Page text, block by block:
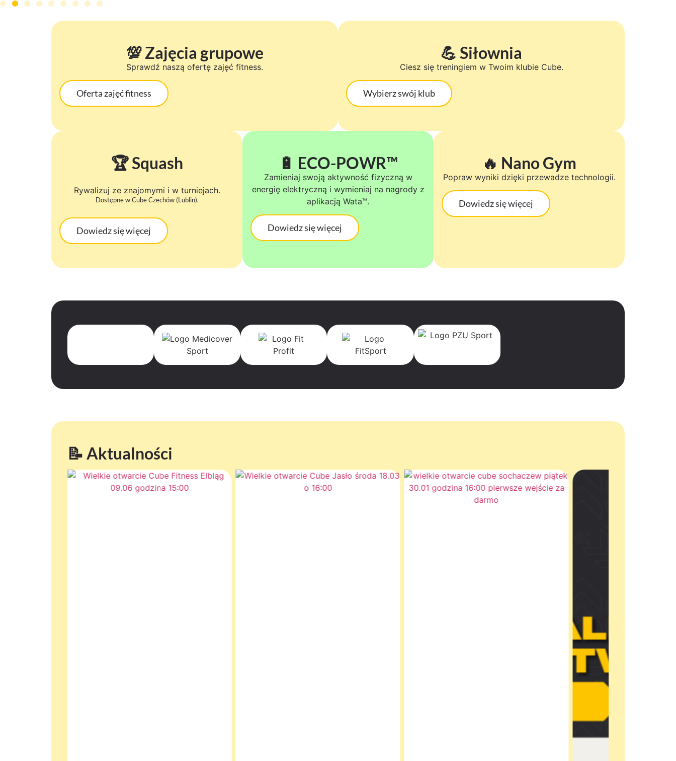
💯 Zajęcia grupowe
Sprawdź naszą ofertę zajęć fitness.
Oferta zajęć fitness
💪 Siłownia​
Ciesz się treningiem w Twoim klubie Cube.
Wybierz swój klub
🏆 Squash​
Rywalizuj ze znajomymi i w turniejach.
Dostępne w Cube Czechów (Lublin).
Dowiedz się więcej
🔋 ECO-POWR™​
Zamieniaj swoją aktywność fizyczną w
energię elektryczną i wymieniaj na nagrody z
aplikacją Wata™.
Dowiedz się więcej
🔥 Nano Gym
Popraw wyniki dzięki przewadze technologii.
Dowiedz się więcej
📝 Aktualności